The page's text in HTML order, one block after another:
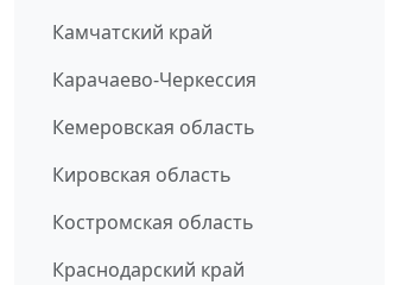
Камчатский край
Карачаево-Черкессия
Кемеровская область
Кировская область
Костромская область
Краснодарский край